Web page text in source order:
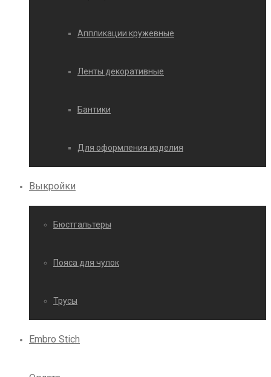
Аппликации кружевные
Ленты декоративные
Бантики
Для оформления изделия
Выкройки
Бюстгальтеры
Пояса для чулок
Трусы
Embro Stich